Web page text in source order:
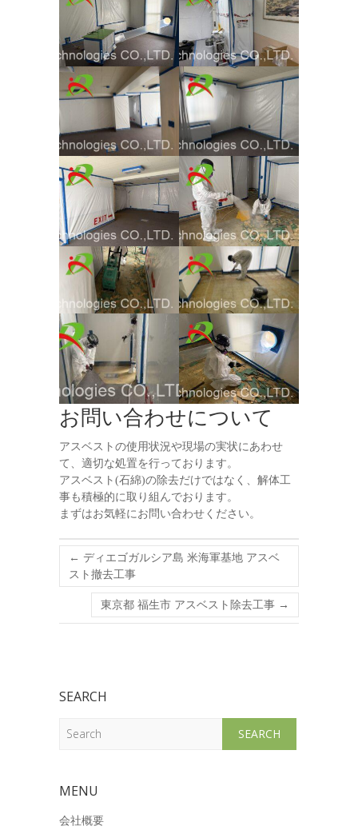
お問い合わせについて
アスベストの使用状況や現場の実状にあわせ
て、適切な処置を行っております。
アスベスト(石綿)の除去だけではなく、解体工
事も積極的に取り組んでおります。
まずはお気軽にお問い合わせください。
← ディエゴガルシア島 米海軍基地 アスベ
スト撤去工事
東京都 福生市 アスベスト除去工事 →
SEARCH
MENU
会社概要